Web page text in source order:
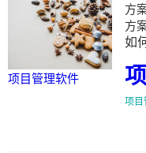
项目管理软件
方
方
如
项目